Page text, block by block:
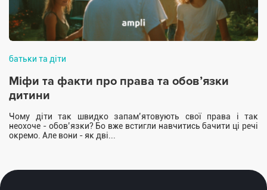
батьки та діти
Міфи та факти про права та обовʼязки
дитини
Чому діти так швидко запам’ятовують свої права і так
неохоче - обов’язки? Бо вже встигли навчитись бачити ці речі
окремо. Але вони - як дві...